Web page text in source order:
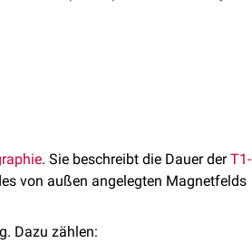
. Sie beschreibt die Dauer derT1-
von außen angelegten Magnetfelds
Dazu zählen: